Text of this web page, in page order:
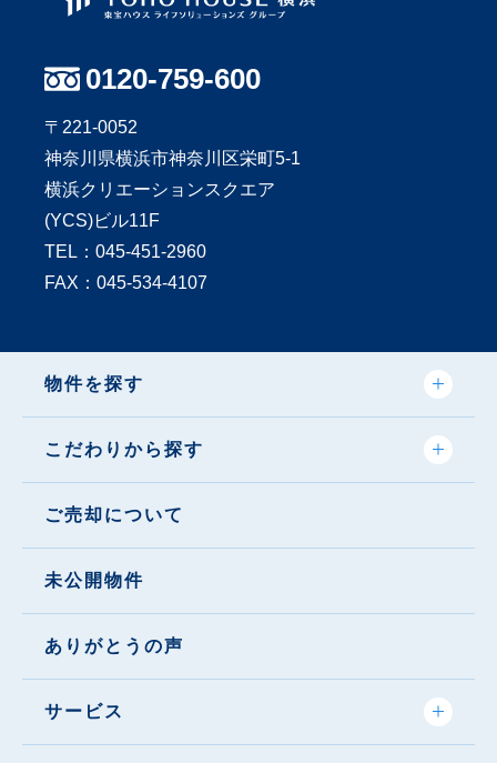
0120-759-600
〒221-0052
神奈川県横浜市神奈川区栄町5-1
横浜クリエーションスクエア
(YCS)ビル11F
TEL： 045-451-2960
FAX：045-534-4107
物件を探す
こだわりから探す
ご売却について
未公開物件
ありがとうの声
サービス